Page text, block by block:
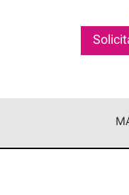
incomparable.
confiabilidad.